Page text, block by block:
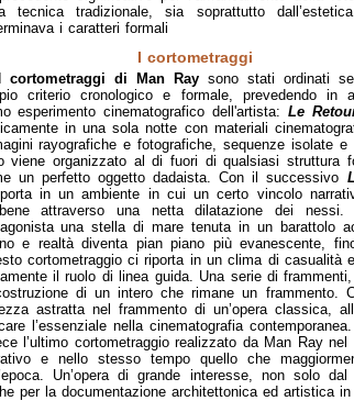
tecnica tradizionale, sia soprattutto
i caratteri formali
I cortometraggi
Icortometraggi di Man Ray sono stati ordinati
criterio cronologico e formale, prevedendo in
esperimento cinematografico dell'artista:Le
in una sola notte con materiali
rayografiche e fotografiche, sequenze isolate
viene organizzato al di fuori di qualsiasi struttura
un perfetto oggetto dadaista. Con il successivo
in un ambiente in cui un certo vincolo
attraverso una netta dilatazione dei
una stella di mare tenuta in un barattolo
e realtà diventa pian piano più evanescente,
cortometraggio ci riporta in un clima di casualità
il ruolo di linea guida. Una serie di
di un intero che rimane un frammento.
astratta nel frammento di un’opera classica,
l’essenziale nella cinematografia contemporanea.
l’ultimo cortometraggio realizzato da Man Ray
e nello stesso tempo quello che
Un’opera di grande interesse, non solo
per la documentazione architettonica ed artistica